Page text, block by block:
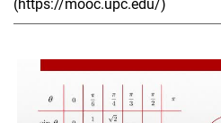
(https://mooc.upc.edu/)